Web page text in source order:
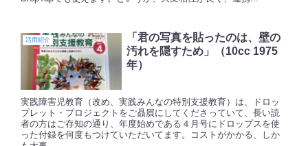
活用紹介
「君の写真を貼ったのは、壁の
汚れを隠すため」（10cc 1975
年）
実践障害児教育（改め、実践みんなの特別支援教育）は、ドロッ
プレット・プロジェクトをご贔屓にしてくださっていて、長い読
者の方はご存知の通り、年度始めである４月号にドロップスを使
った付録を何度もつけていただいてます。コストがかかる、しか